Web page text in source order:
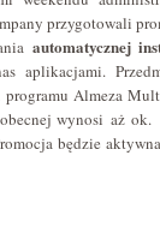
przygotowali
automatycznej
aplikacjami.
Almeza
wynosi aż ok.
będzie